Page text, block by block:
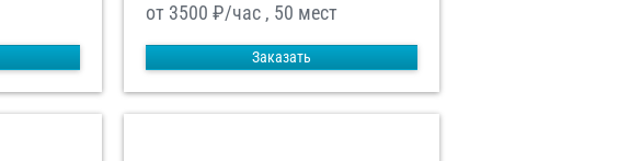
от 3500 ₽/час , 50 мест
Заказать